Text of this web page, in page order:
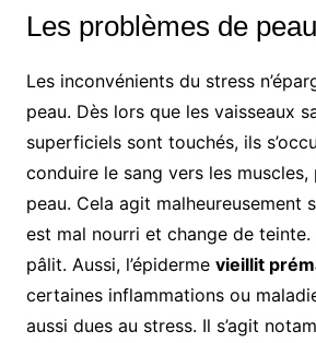
Les problèmes de
Les inconvénients du stress
peau. Dès lors que les vaisseaux
superficiels sont touchés, ils
conduire le sang vers les
peau. Cela agit malheureusement
est mal nourri et change de
pâlit. Aussi, l’épiderme vieillit
certaines inflammations ou
aussi dues au stress. Il s’agit